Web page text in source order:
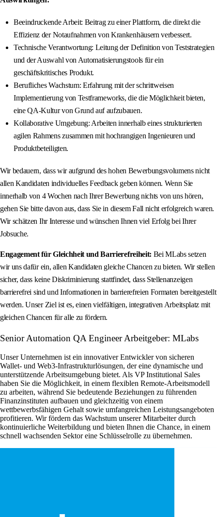
Beeindruckende Arbeit: Beitrag zu einer Plattform, die direkt die
Effizienz der Notaufnahmen von Krankenhäusern verbessert.
Technische Verantwortung: Leitung der Definition von Teststrategien
und der Auswahl von Automatisierungstools für ein
geschäftskritisches Produkt.
Berufliches Wachstum: Erfahrung mit der schrittweisen
Implementierung von Testframeworks, die die Möglichkeit bieten,
eine QA-Kultur von Grund auf aufzubauen.
Kollaborative Umgebung: Arbeiten innerhalb eines strukturierten
agilen Rahmens zusammen mit hochrangigen Ingenieuren und
Produktbeteiligten.
Wir bedauern, dass wir aufgrund des hohen Bewerbungsvolumens nicht
allen Kandidaten individuelles Feedback geben können. Wenn Sie
innerhalb von 4 Wochen nach Ihrer Bewerbung nichts von uns hören,
gehen Sie bitte davon aus, dass Sie in diesem Fall nicht erfolgreich waren.
Wir schätzen Ihr Interesse und wünschen Ihnen viel Erfolg bei Ihrer
Jobsuche.
Engagement für Gleichheit und Barrierefreiheit: Bei MLabs setzen
wir uns dafür ein, allen Kandidaten gleiche Chancen zu bieten. Wir stellen
sicher, dass keine Diskriminierung stattfindet, dass Stellenanzeigen
barrierefrei sind und Informationen in barrierefreien Formaten bereitgestellt
werden. Unser Ziel ist es, einen vielfältigen, integrativen Arbeitsplatz mit
gleichen Chancen für alle zu fördern.
Senior Automation QA Engineer Arbeitgeber: MLabs
Unser Unternehmen ist ein innovativer Entwickler von sicheren
Wallet- und Web3-Infrastrukturlösungen, der eine dynamische und
unterstützende Arbeitsumgebung bietet. Als VP Institutional Sales
haben Sie die Möglichkeit, in einem flexiblen Remote-Arbeitsmodell
zu arbeiten, während Sie bedeutende Beziehungen zu führenden
Finanzinstituten aufbauen und gleichzeitig von einem
wettbewerbsfähigen Gehalt sowie umfangreichen Leistungsangeboten
profitieren. Wir fördern das Wachstum unserer Mitarbeiter durch
kontinuierliche Weiterbildung und bieten Ihnen die Chance, in einem
schnell wachsenden Sektor eine Schlüsselrolle zu übernehmen.